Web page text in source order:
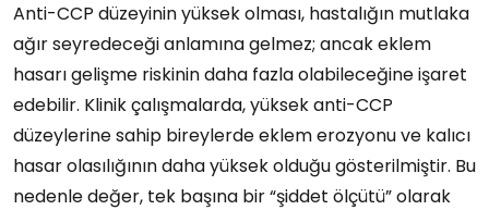
Anti-CCP düzeyinin yüksek olması, hastalığın mutlaka
ağır seyredeceği anlamına gelmez; ancak eklem
hasarı gelişme riskinin daha fazla olabileceğine işaret
edebilir. Klinik çalışmalarda, yüksek anti-CCP
düzeylerine sahip bireylerde eklem erozyonu ve kalıcı
hasar olasılığının daha yüksek olduğu gösterilmiştir. Bu
nedenle değer, tek başına bir “şiddet ölçütü” olarak